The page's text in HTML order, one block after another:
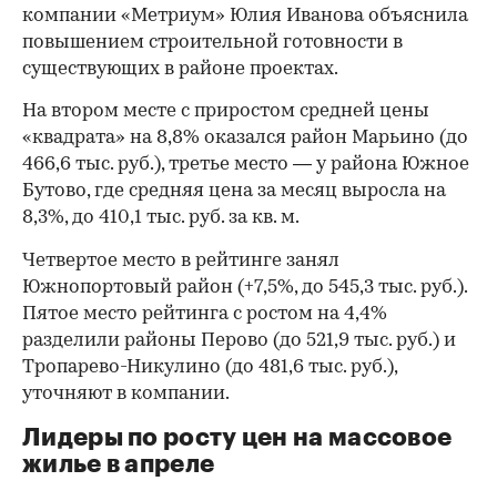
компании «Метриум» Юлия Иванова объяснила
повышением строительной готовности в
существующих в районе проектах.
На втором месте с приростом средней цены
«квадрата» на 8,8% оказался район Марьино (до
466,6 тыс. руб.), третье место — у района Южное
Бутово, где средняя цена за месяц выросла на
8,3%, до 410,1 тыс. руб. за кв. м.
Четвертое место в рейтинге занял
Южнопортовый район (+7,5%, до 545,3 тыс. руб.).
Пятое место рейтинга с ростом на 4,4%
разделили районы Перово (до 521,9 тыс. руб.) и
Тропарево-Никулино (до 481,6 тыс. руб.),
уточняют в компании.
Лидеры по росту цен на массовое
жилье в апреле